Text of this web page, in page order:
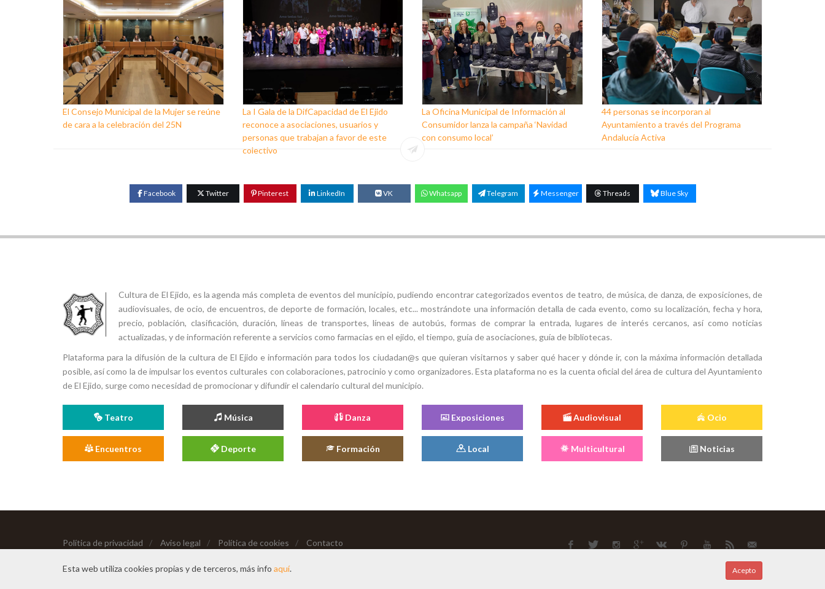
El Consejo Municipal de la Mujer se reúne
de cara a la celebración del 25N
La I Gala de la DifCapacidad de El Ejido
reconoce a asociaciones, usuarios y
personas que trabajan a favor de este
colectivo
La Oficina Municipal de Información al
Consumidor lanza la campaña ‘Navidad
con consumo local’
44 personas se incorporan al
Ayuntamiento a través del Programa
Andalucía Activa
Facebook Twitter Pinterest LinkedIn VK Whatsapp Telegram Messenger Threads Blue Sky
Cultura de El Ejido, es la agenda más completa de eventos del municipio, pudiendo encontrar categorizados eventos de teatro, de música, de danza, de exposiciones, de
audiovisuales, de ocio, de encuentros, de deporte de formación, locales, etc... mostrándote una información detalla de cada evento, como su localización, fecha y hora,
precio, población, clasificación, duración, líneas de transportes, líneas de autobús, formas de comprar la entrada, lugares de interés cercanos, así como noticias
actualizadas, y de información referente a servicios como farmacias en el ejido, el tiempo, guía de asociaciones, guía de bibliotecas.
Plataforma para la difusión de la cultura de El Ejido e información para todos los ciudadan@s que quieran visitarnos y saber qué hacer y dónde ir, con la máxima información detallada
posible, así como la de impulsar los eventos culturales con colaboraciones, patrocinio y como organizadores. Esta plataforma no es la cuenta oficial del área de cultura del Ayuntamiento
de El Ejido, surge como necesidad de promocionar y difundir el calendario cultural del municipio.
Teatro Música Danza Exposiciones Audiovisual Ocio
Encuentros Deporte Formación Local Multicultural Noticias
Política de privacidad / Aviso legal / Política de cookies / Contacto
Copyright © 2026 Todos los derechos reservados
Esta web utiliza cookies propias y de terceros, más info aquí. Acepto